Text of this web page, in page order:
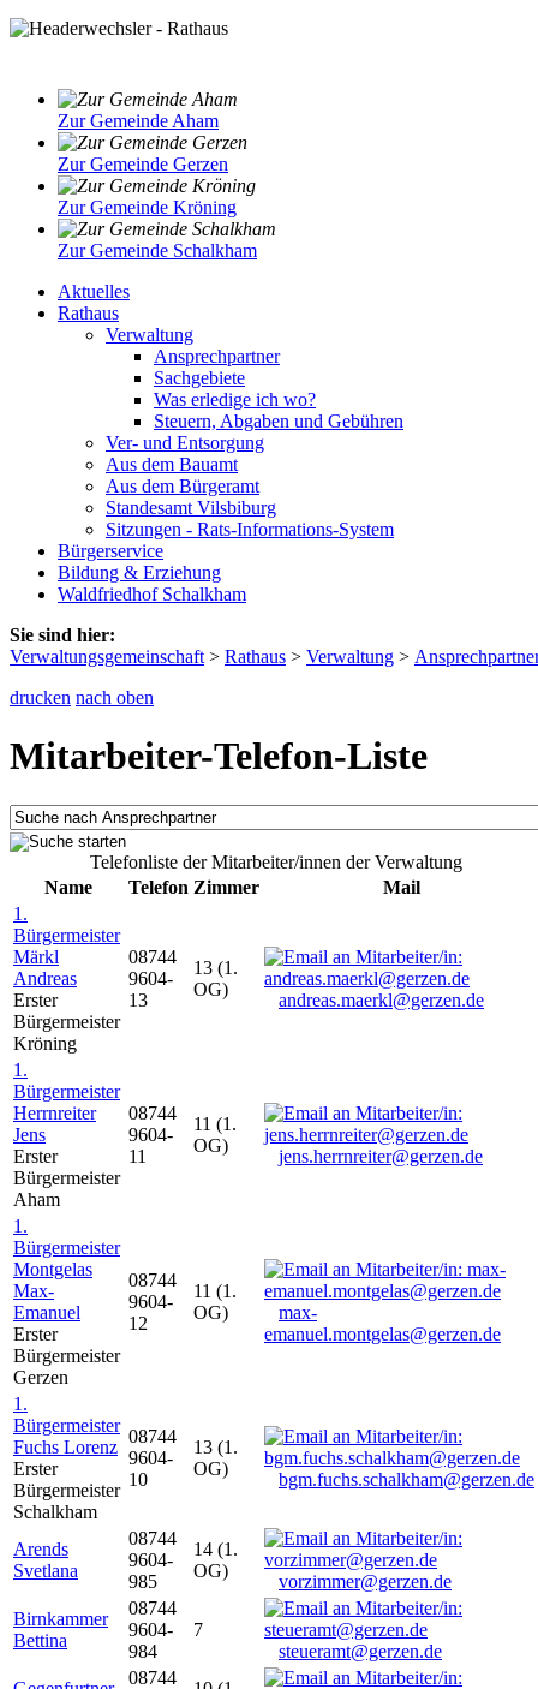
Zur Gemeinde Aham
Zur Gemeinde Gerzen
Zur Gemeinde Kröning
Zur Gemeinde Schalkham
Aktuelles
Rathaus
Verwaltung
Ansprechpartner
Sachgebiete
Was erledige ich wo?
Steuern, Abgaben und Gebühren
Ver- und Entsorgung
Aus dem Bauamt
Aus dem Bürgeramt
Standesamt Vilsbiburg
Sitzungen - Rats-Informations-System
Bürgerservice
Bildung & Erziehung
Waldfriedhof Schalkham
Sie sind hier:
Verwaltungsgemeinschaft > Rathaus > Verwaltung >
drucken nach oben
Mitarbeiter-Telefon-Liste
Telefonliste der Mitarbeiter/innen der Verwaltung
Name
Telefon Zimmer
Mail
1.
Bürgermeister
Märkl
Andreas
Erster
Bürgermeister
Kröning
08744
9604-
13
13 (1.
OG)
andreas.maerkl@gerzen.de
1.
Bürgermeister
Herrnreiter
Jens
Erster
Bürgermeister
Aham
08744
9604-
11
11 (1.
OG)
jens.herrnreiter@gerzen.de
1.
Bürgermeister
Montgelas
Max-
Emanuel
Erster
Bürgermeister
Gerzen
08744
9604-
12
11 (1.
OG)
max-
emanuel.montgelas@gerzen.de
1.
Bürgermeister
Fuchs Lorenz
Erster
Bürgermeister
Schalkham
08744
9604-
10
13 (1.
OG)
bgm.fuchs.schalkham@gerzen.de
Arends
Svetlana
08744
9604-
985
14 (1.
OG)
vorzimmer@gerzen.de
Birnkammer
Bettina
08744
9604-
984
7
steueramt@gerzen.de
08744